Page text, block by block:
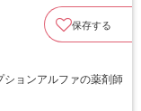
保存する
ョンアルファの薬剤師